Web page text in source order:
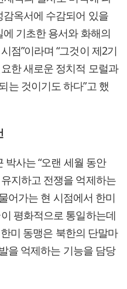
옥서에 수감되어 있을
기초한 용서와 화해의
점”이라며 “그것이 제2기
한 새로운 정치적 모럴과
는 것이기도 하다”고 했
사는 “오랜 세월 동안
지하고 전쟁을 억제하는
어가는 현 시점에서 한미
평화적으로 통일하는데
미 동맹은 북한의 단말마
을 억제하는 기능을 담당